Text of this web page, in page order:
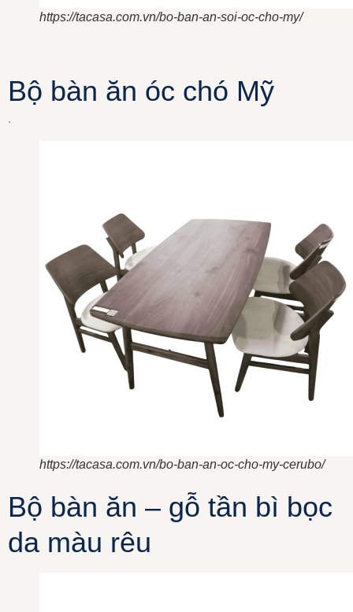
https://tacasa.com.vn/bo-ban-an-soi-oc-cho-my/
Bộ bàn ăn óc chó Mỹ
.
https://tacasa.com.vn/bo-ban-an-oc-cho-my-cerubo/
Bộ bàn ăn – gỗ tần bì bọc
da màu rêu